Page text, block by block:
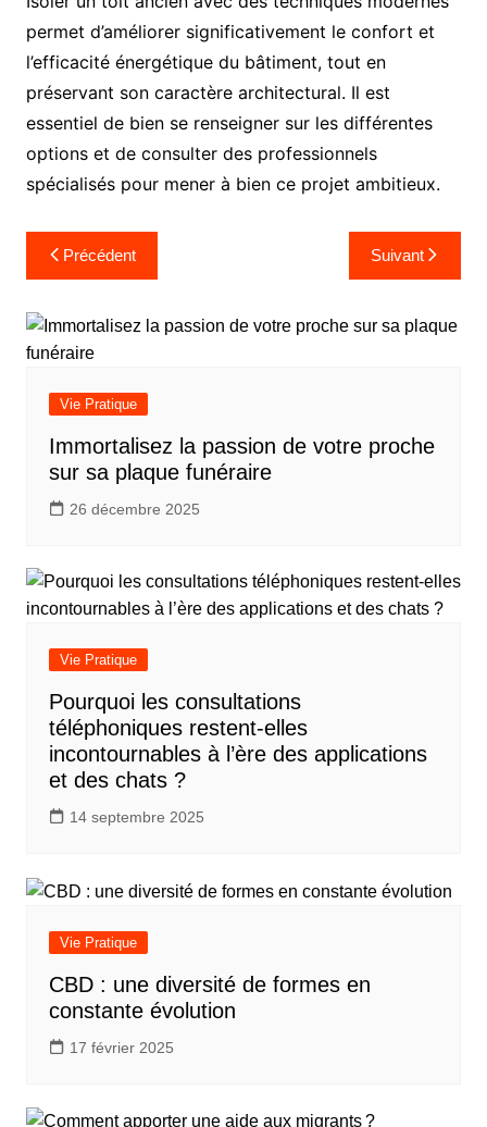
permet d’améliorer significativement le confort et
l’efficacité énergétique du bâtiment, tout en
préservant son caractère architectural. Il est
essentiel de bien se renseigner sur les différentes
options et de consulter des professionnels
spécialisés pour mener à bien ce projet ambitieux.
Navigation
de
l’article
Précédent Suivant
Vie Pratique
Immortalisez la passion de votre proche
sur sa plaque funéraire
26 décembre 2025
Vie Pratique
Pourquoi les consultations
téléphoniques restent-elles
incontournables à l’ère des applications
et des chats ?
14 septembre 2025
Vie Pratique
CBD : une diversité de formes en
constante évolution
17 février 2025